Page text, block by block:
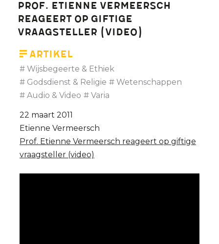
Technologie-
Kapitalisme...
Prof.
Etienne
Vermeersch
Prof. Etienne Vermeersch
reageert op giftige
vraagsteller (video)
Artikel
Wijsbegeerte & Ethiek
Godsdienst & Religie
Wetenschappen
Audio & Video
Varia
22 maart 2011
Etienne Vermeersch
Prof. Etienne Vermeersch reageert op giftige
vraagsteller (video)